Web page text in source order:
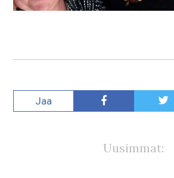
Jaa
Uusimmat: